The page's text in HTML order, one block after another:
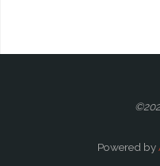
Powered by